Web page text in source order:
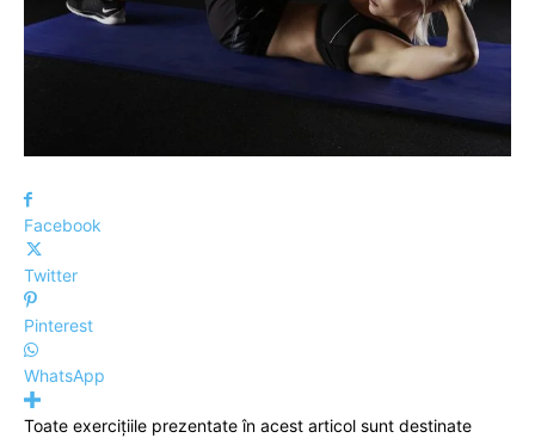
Facebook
Twitter
Pinterest
WhatsApp
Toate exercițiile prezentate în acest articol sunt destinate